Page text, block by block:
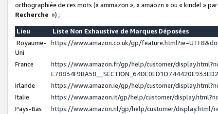
orthographiée de ces mots (« ammazon », « amaozn » ou « kindel »
Recherche ») ;
Lieu
Liste Non Exhaustive de Marques Déposées
Royaume-
Uni
https://www.amazon.co.uk/gp/
France
https://www.amazon.fr/gp/help/customer/
Irlande
https://www.amazon.ie/gp/help/customer/
Italie
https://www.amazon.it/gp/help/customer/
Pays-Bas
https://www.amazon.nl/gp/help/customer/display.html/